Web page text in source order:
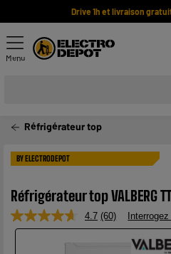
Drive 1h et livraison
Menu
Réfrigérateur top
BY ELECTRODEPOT
Réfrigérateur top VALBERG
4.7 Lire
60
(60)